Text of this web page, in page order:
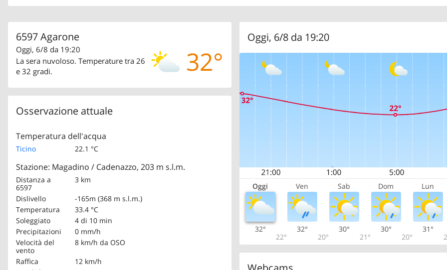
6597 Agarone
32°
Oggi, 6/8 da 19:20
La sera nuvoloso. Temperature tra 26
e 32 gradi.
Osservazione attuale
Temperatura dell'acqua
Ticino 22.1 °C
Stazione: Magadino / Cadenazzo, 203 m s.l.m.
Distanza a
6597
3 km
Dislivello
-165m (368 m s.l.m.)
Temperatura
33.4 °C
Soleggiato
4 di 10 min
Precipitazioni
0 mm/h
Velocità del
vento
8 km/h da OSO
Raffica
12 km/h
Oggi, 6/8 da 19:20
Oggi Ven Sab Dom Lun
32°
22°
32°
20°
30°
21°
30°
20°
31°